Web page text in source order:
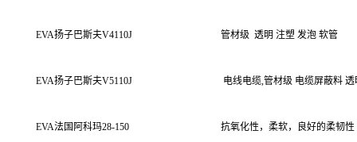
EVA扬子巴斯夫V4110J 管材级 透明 注塑 发泡 软管
EVA扬子巴斯夫V5110J 电线电缆 管材级 电缆屏蔽料 透
EVA法国阿科玛28-150 抗氧化性，柔软，良好的柔韧性